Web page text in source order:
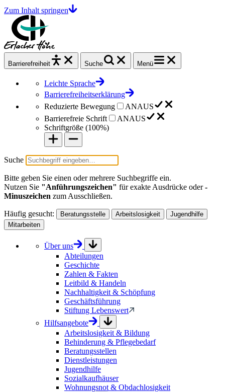
Zum Inhalt springen
Barrierefrei heit Suche Menü
Leichte Sprache
Barrierefreiheitserklärung
Reduzierte Bewegung
ANAUS
Barrierefreie Schrift
ANAUS
Schriftgröße (100%)
Suche
Bitte geben Sie einen oder mehrere Suchbegriffe ein.
Nutzen Sie "Anführungszeichen" für exakte Ausdrücke oder-
Minuszeichen zum Ausschließen.
Häufig gesucht: Beratungsstelle Arbeitslosigkeit
Jugendhilfe
Mitarbeiten
Über uns
Abteilungen
Geschichte
Zahlen & Fakten
Leitbild & Handeln
Nachhaltigkeit & Schöpfung
Geschäftsführung
Stiftung Lebenswert
Hilfsangebote
Arbeitslosigkeit & Bildung
Behinderung & Pflegebedarf
Beratungsstellen
Dienstleistungen
Jugendhilfe
Sozialkaufhäuser
Wohnungsnot & Obdachlosigkeit